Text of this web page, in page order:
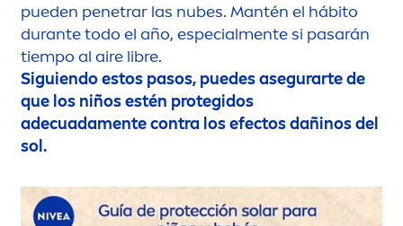
pueden penetrar las nubes. Mantén el hábito
durante todo el año, especialmente si pasarán
tiempo al aire libre.
Siguiendo estos pasos, puedes asegurarte de
que los niños estén protegidos
adecuadamente contra los efectos dañinos del
sol.